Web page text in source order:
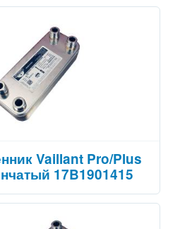
Vaillant Pro/Plus
17B1901415